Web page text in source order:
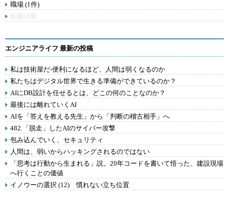
職場 (1件)
転職活動
エンジニアライフ 最新の投稿
私は技術屋だ-便利になるほど、人間は弱くなるのか
私たちはデジタル世界で生きる準備ができているのか？
AIにDB設計を任せるとは、どこの何のことなのか？
最後には離れていくAI
AIを「答えを教える先生」から「判断の稽古相手」へ
482.「脱走」したAIのサイバー攻撃
包み込んでいく、セキュリティ
人間は、弱いからハッキングされるのではない
「思考は行動から生まれる」説。20年コードを書いて悟った、建設現場
へ行くことの価値
イノウーの選択 (12) 慣れない立ち位置